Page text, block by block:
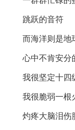
跳跃的音符
而海洋则是地
心中不肯安分
我很坚定十四
我很脆弱一根
灼疼大脑泪伤